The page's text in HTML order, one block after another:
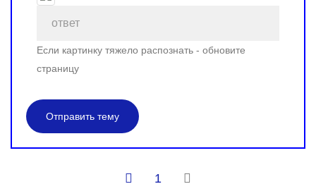
Если картинку тяжело распознать - обновите
страницу
Отправить тему
1